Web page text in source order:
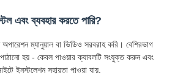
এবং ব্যবহার করতে পারি?
ম্যানুয়াল বা ভিডিও সরবরাহ করি। বেশিরভাগ
হয় - কেবল পাওয়ার ক্যাবলটি সংযুক্ত করুন এবং
ইনস্টলেশন সহায়তা পাওয়া যায়.